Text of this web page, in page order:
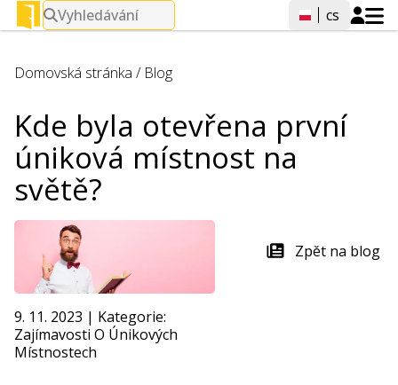
Vyhledávání cs
Domovská stránka / Blog
Kde byla otevřena první
úniková místnost na
světě?
9. 11. 2023 | Kategorie:
Zajímavosti O Únikových
Místnostech
Zpět na blog